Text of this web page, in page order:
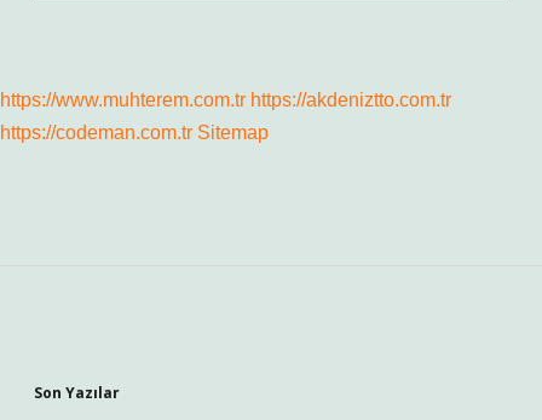
https://www.muhterem.com.tr https://akdeniztto.com.tr
https://codeman.com.tr Sitemap
Son Yazılar